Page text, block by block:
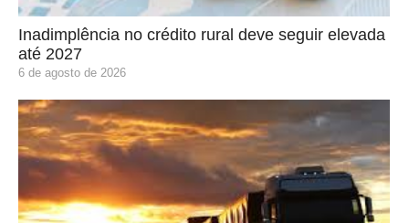
Inadimplência no crédito rural deve seguir elevada
até 2027
6 de agosto de 2026